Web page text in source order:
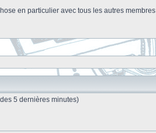
en particulier avec tous les autres membres
5 dernières minutes)